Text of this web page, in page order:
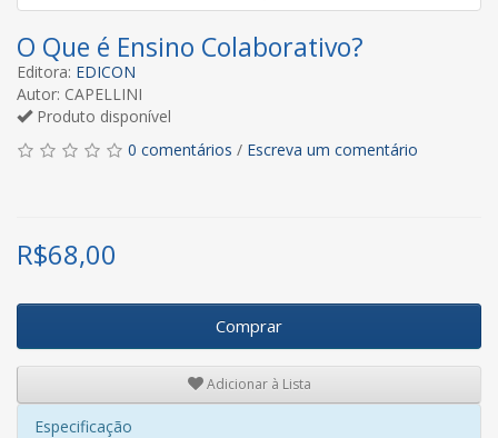
O Que é Ensino Colaborativo?
Editora: EDICON
Autor: CAPELLINI
Produto disponível
0 comentários / Escreva um comentário
R$68,00
Comprar
Adicionar à Lista
Especificação